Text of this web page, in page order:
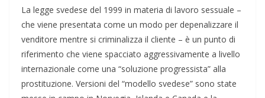
La legge svedese del 1999 in materia di lavoro sessuale –
che viene presentata come un modo per depenalizzare il
venditore mentre si criminalizza il cliente – è un punto di
riferimento che viene spacciato aggressivamente a livello
internazionale come una “soluzione progressista” alla
prostituzione. Versioni del “modello svedese” sono state